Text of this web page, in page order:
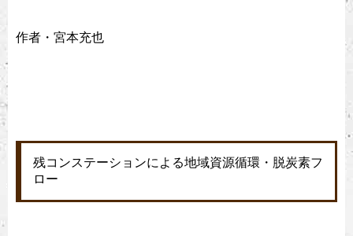
作者・宮本充也
残コンステーションによる地域資源循環・脱炭素フ
ロー